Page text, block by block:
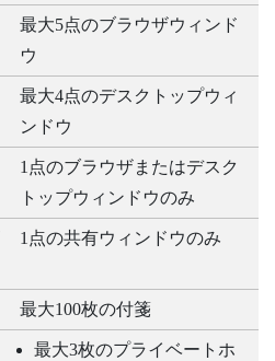
最大5点のブラウザウィンド
ウ
最大4点のデスクトップウィ
ンドウ
1点のブラウザまたはデスク
トップウィンドウのみ
1点の共有ウィンドウのみ
最大100枚の付箋
最大3枚のプライベートホ